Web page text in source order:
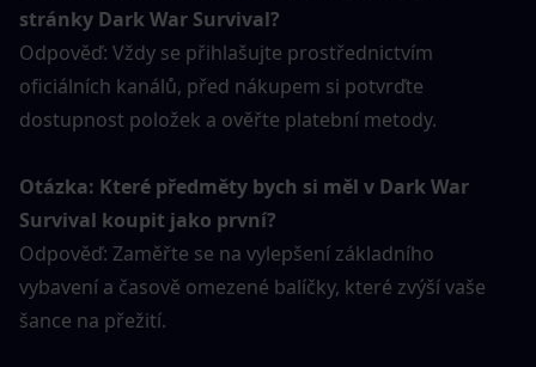
stránky Dark War Survival?
Odpověď: Vždy se přihlašujte prostřednictvím
oficiálních kanálů, před nákupem si potvrďte
dostupnost položek a ověřte platební metody.
Otázka: Které předměty bych si měl v Dark War
Survival koupit jako první?
Odpověď: Zaměřte se na vylepšení základního
vybavení a časově omezené balíčky, které zvýší vaše
šance na přežití.